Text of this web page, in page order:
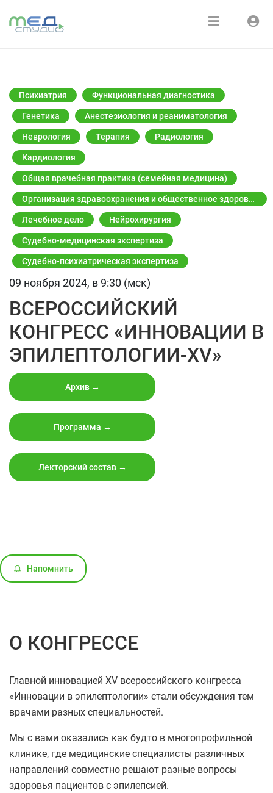
Медиатека
О нас
Психиатрия Функциональная диагностика
Генетика Анестезиология и реаниматология
Неврология Терапия Радиология
Кардиология
Общая врачебная практика (семейная медицина)
Организация здравоохранения и общественное здоровье
Лечебное дело Нейрохирургия
Судебно-медицинская экспертиза
Судебно-психиатрическая экспертиза
09 ноября 2024, в 9:30 (мск)
ВСЕРОССИЙСКИЙ
КОНГРЕСС «ИННОВАЦИИ В
ЭПИЛЕПТОЛОГИИ-XV»
Архив →
Программа →
Лекторский состав →
Напомнить
О КОНГРЕССЕ
Главной инновацией XV всероссийского конгресса
«Инновации в эпилептологии» стали обсуждения тем
врачами разных специальностей.
Мы с вами оказались как будто в многопрофильной
клинике, где медицинские специалисты различных
направлений совместно решают разные вопросы
здоровья пациентов с эпилепсией.